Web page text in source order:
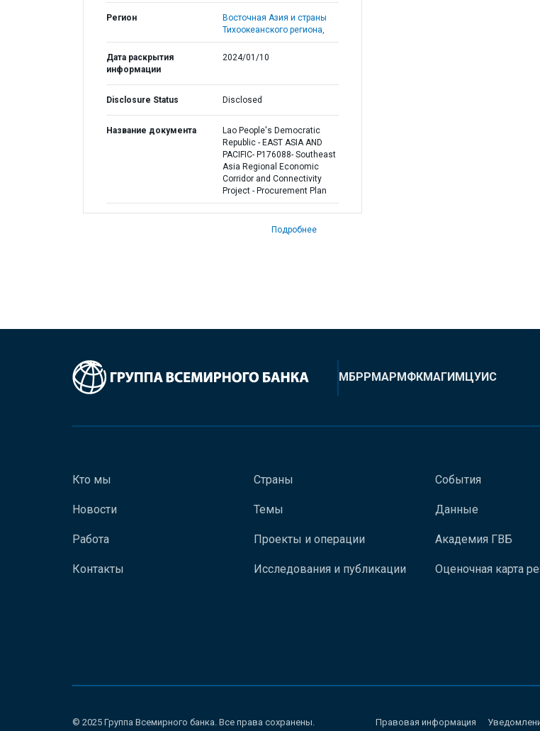
Регион
Восточная Азия и страны
Тихоокеанского региона,
Дата раскрытия
информации
2024/01/10
Disclosure Status Disclosed
Название документа
Lao People's Democratic
Republic - EAST ASIA AND
PACIFIC- P176088- Southeast
Asia Regional Economic
Corridor and Connectivity
Project - Procurement Plan
Подробнее
МБРРМАРМФКМАГИМЦУИС
Кто мы
Новости
Работа
Контакты
Страны
Темы
Проекты и операции
Исследования и публикации
События
Данные
Академия ГВБ
Оценочная карта
© 2025 Группа Всемирного банка. Все права сохранены. Правовая информация